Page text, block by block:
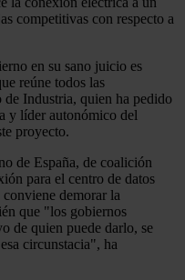
competitivas con respecto a
en su sano juicio es
reúne todos las
Industria, quien ha pedido
y líder autonómico del
proyecto.
de España, de coalición
para el centro de datos
demorar la
que "los gobiernos
de quien puede darlo, se
circunstacia", ha